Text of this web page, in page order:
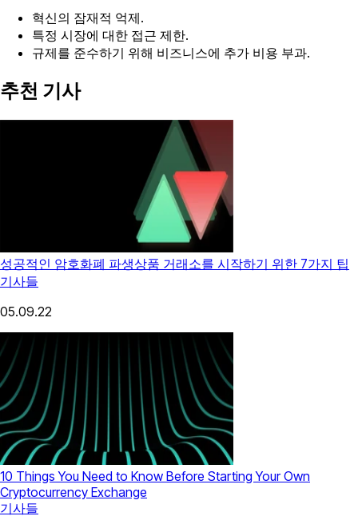
혁신의 잠재적 억제.
특정 시장에 대한 접근 제한.
규제를 준수하기 위해 비즈니스에 추가 비용 부과.
추천 기사
성공적인 암호화폐 파생상품 거래소를 시작하기 위한 7가지 팁
기사들
05.09.22
10 Things You Need to Know Before Starting Your Own
Cryptocurrency Exchange
기사들